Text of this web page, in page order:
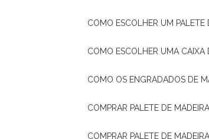
COMO ESCOLHER UM
COMO ESCOLHER UMA
COMO OS ENGRADADOS DE
COMPRAR PALETE DE
COMPRAR PALETE DE